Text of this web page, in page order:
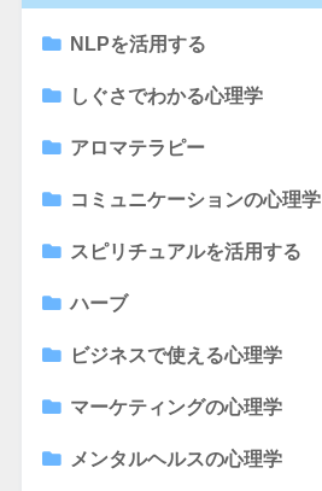
NLPを活用する
しぐさでわかる心理学
アロマテラピー
コミュニケーションの心理学
スピリチュアルを活用する
ハーブ
ビジネスで使える心理学
マーケティングの心理学
メンタルヘルスの心理学